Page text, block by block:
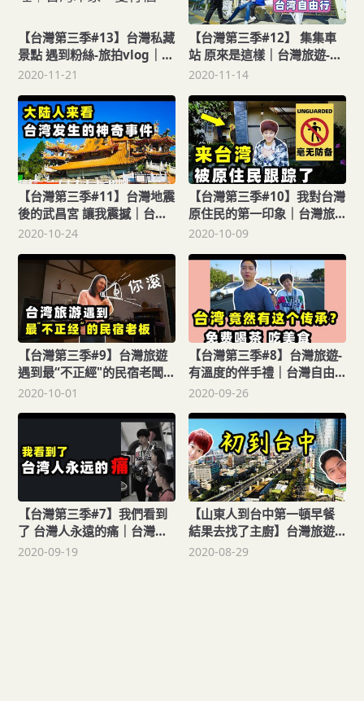
【台灣第三季#13】台灣私藏
景點 遇到粉絲-旅拍vlog｜台
灣旅遊-南投車埕｜台灣印
2020-11-21
【台灣第三季#12】 集集車
站 原來是這樣｜台灣旅遊-旅
拍vlog｜台灣印象，愛行侶
2020-11-14
【台灣第三季#11】台灣地震
後的武昌宮 讓我震撼｜台灣
旅遊-南投集集旅拍vlog｜台
2020-10-24
【台灣第三季#10】我對台灣
原住民的第一印象｜台灣旅
遊-南投集集民宿品嘗美味早
2020-10-09
【台灣第三季#9】台灣旅遊
遇到最“不正經"的民宿老闆｜
台灣旅拍vlog-南投縣集集鎮
2020-10-01
【台灣第三季#8】台灣旅遊-
有溫度的伴手禮｜台灣自由
行-南投微熱山丘品嘗鳳梨酥-
侶
2020-09-26
【台灣第三季#7】我們看到
了 台灣人永遠的痛｜台灣
vlog-台中921地震教育園區
2020-09-19
【山東人到台中第一頓早餐
結果去找了主廚】台灣旅遊-
台灣人熱心指路到達｜台灣
2020-08-29